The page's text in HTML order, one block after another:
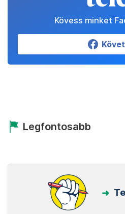
Kövess minket
Legfontosabb